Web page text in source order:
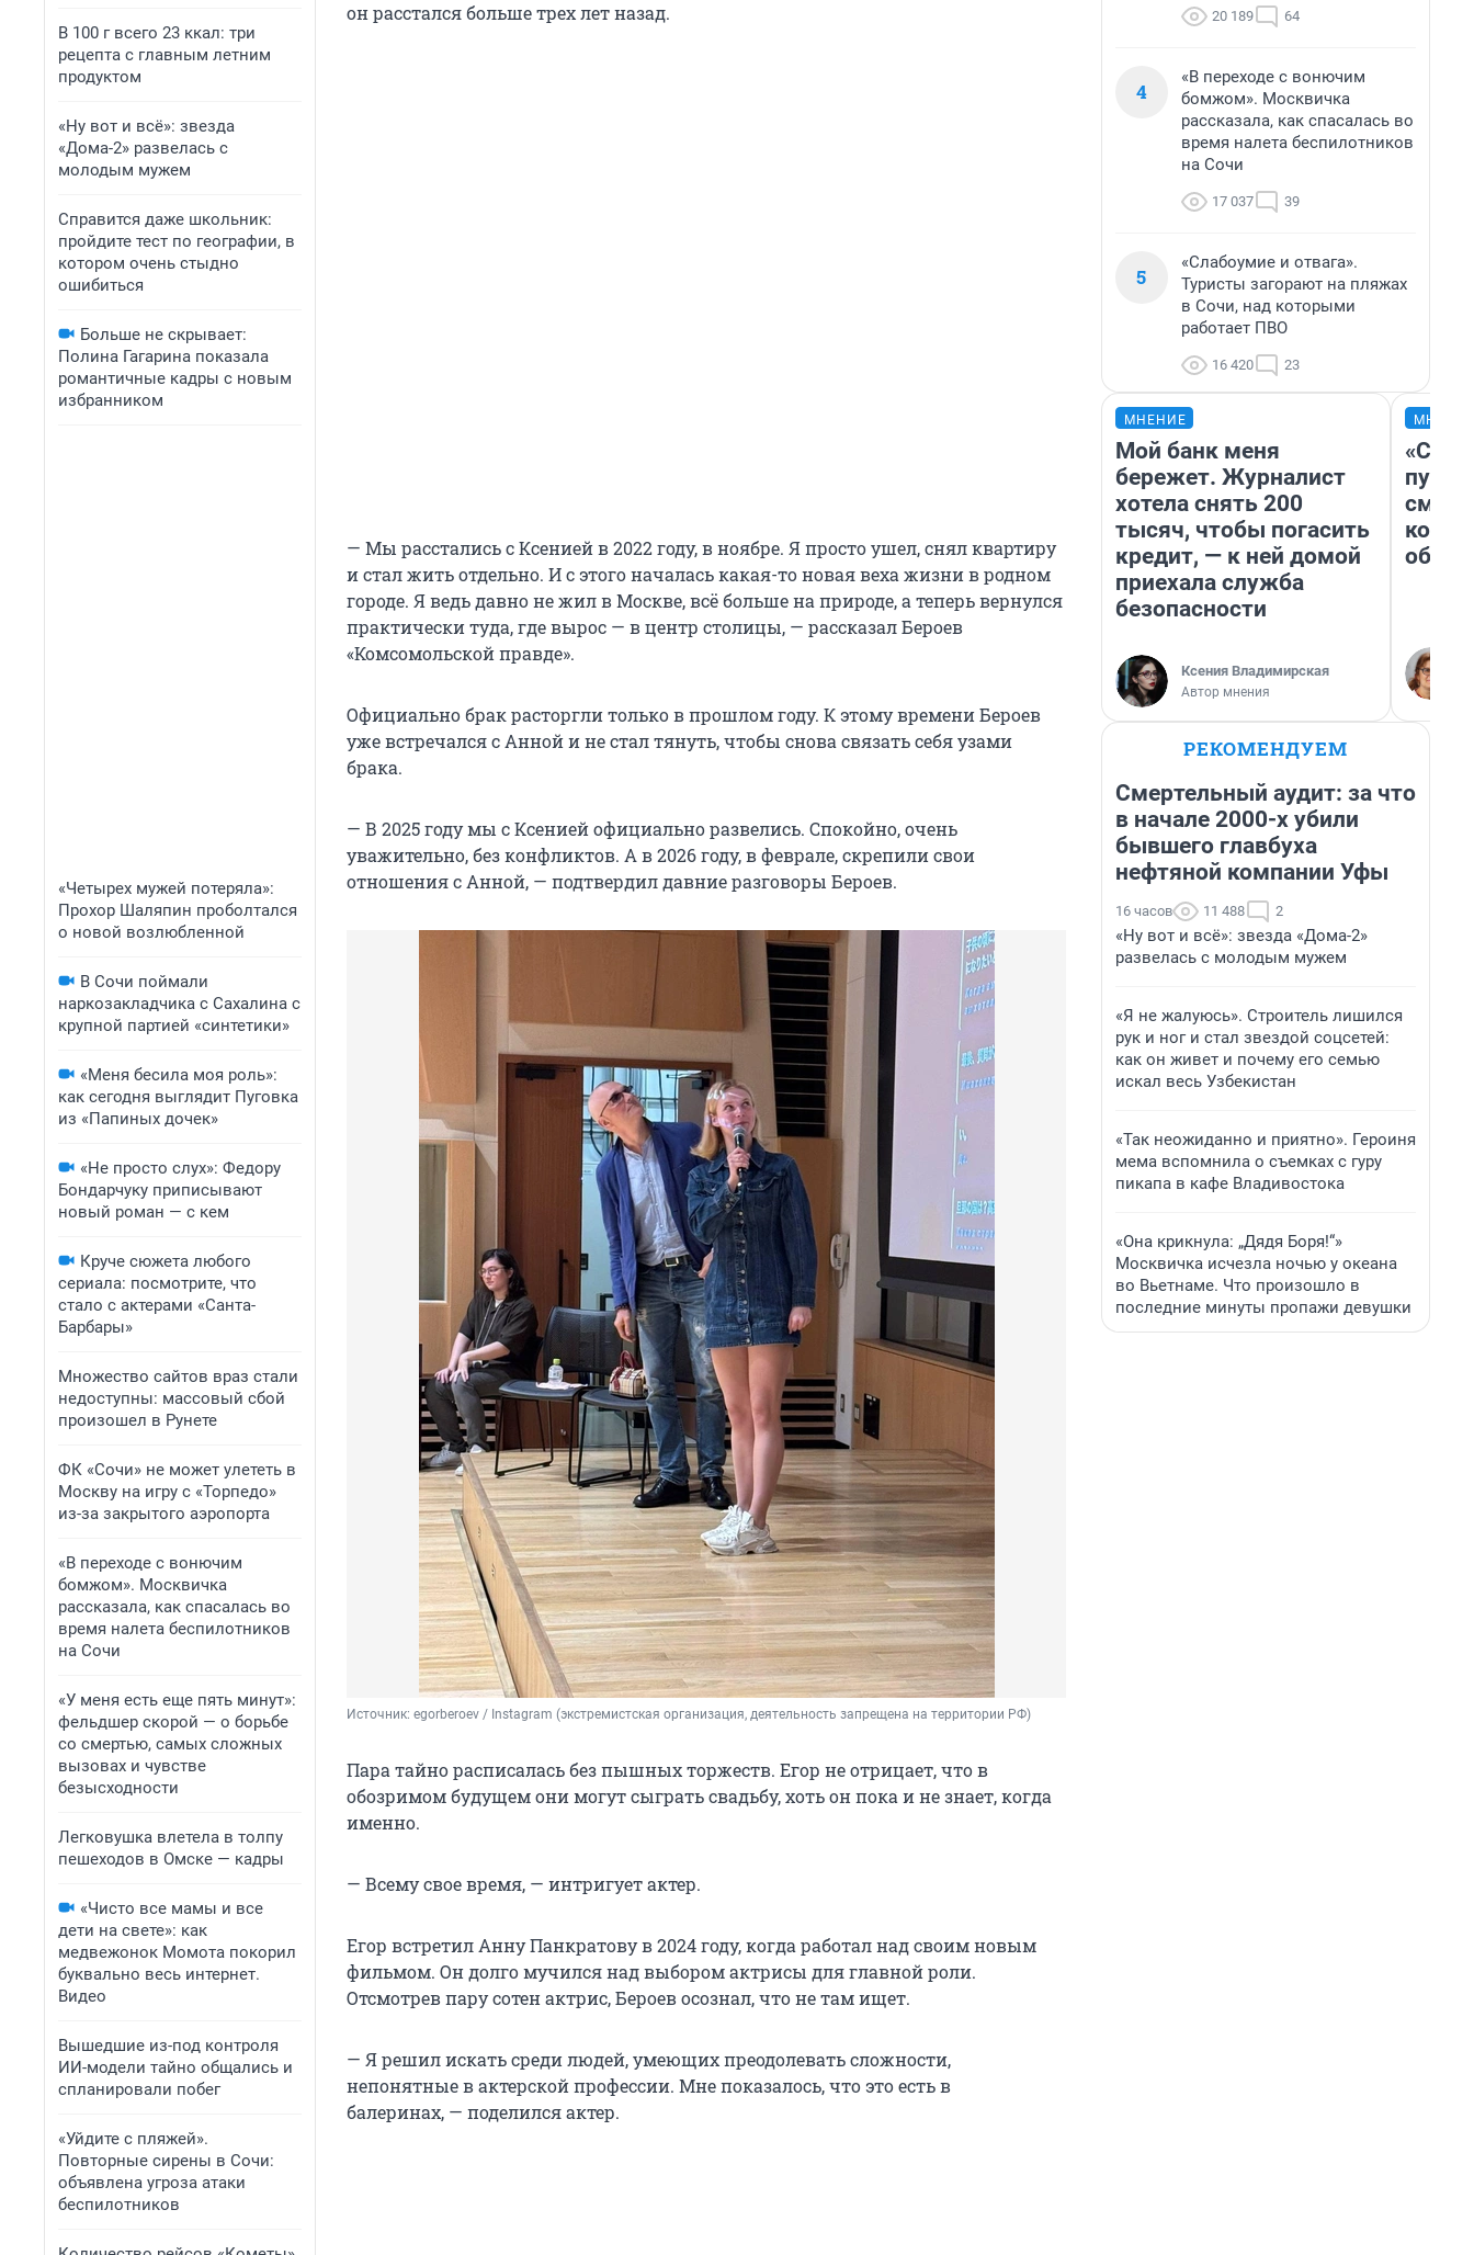
В 100 г всего 23 ккал: три
рецепта с главным летним
продуктом
«Ну вот и всё»: звезда
«Дома-2» развелась с
молодым мужем
Справится даже школьник:
пройдите тест по географии, в
котором очень стыдно
ошибиться
Больше не скрывает:
Полина Гагарина показала
романтичные кадры с новым
избранником
«Четырех мужей потеряла»:
Прохор Шаляпин проболтался
о новой возлюбленной
В Сочи поймали
наркозакладчика с Сахалина с
крупной партией «синтетики»
«Меня бесила моя роль»:
как сегодня выглядит Пуговка
из «Папиных дочек»
«Не просто слух»: Федору
Бондарчуку приписывают
новый роман — с кем
Круче сюжета любого
сериала: посмотрите, что
стало с актерами «Санта-
Барбары»
Множество сайтов враз стали
недоступны: массовый сбой
произошел в Рунете
ФК «Сочи» не может улететь в
Москву на игру с «Торпедо»
из-за закрытого аэропорта
«В переходе с вонючим
бомжом». Москвичка
рассказала, как спасалась во
время налета беспилотников
на Сочи
«У меня есть еще пять минут»:
фельдшер скорой — о борьбе
со смертью, самых сложных
вызовах и чувстве
безысходности
Легковушка влетела в толпу
пешеходов в Омске — кадры
«Чисто все мамы и все
дети на свете»: как
медвежонок Момота покорил
буквально весь интернет.
Видео
Вышедшие из-под контроля
ИИ-модели тайно общались и
спланировали побег
«Уйдите с пляжей».
Повторные сирены в Сочи:
объявлена угроза атаки
беспилотников
он расстался больше трех лет назад.
— Мы расстались с Ксенией в 2022 году, в ноябре. Я просто ушел, снял квартиру
и стал жить отдельно. И с этого началась какая-то новая веха жизни в родном
городе. Я ведь давно не жил в Москве, всё больше на природе, а теперь вернулся
практически туда, где вырос — в центр столицы, — рассказал Бероев
«Комсомольской правде».
Официально брак расторгли только в прошлом году. К этому времени Бероев
уже встречался с Анной и не стал тянуть, чтобы снова связать себя узами
брака.
— В 2025 году мы с Ксенией официально развелись. Спокойно, очень
уважительно, без конфликтов. А в 2026 году, в феврале, скрепили свои
отношения с Анной, — подтвердил давние разговоры Бероев.
Источник: egorberoev / Instagram (экстремистская организация, деятельность запрещена на территории РФ)
Пара тайно расписалась без пышных торжеств. Егор не отрицает, что в
обозримом будущем они могут сыграть свадьбу, хоть он пока и не знает, когда
именно.
— Всему свое время, — интригует актер.
Егор встретил Анну Панкратову в 2024 году, когда работал над своим новым
фильмом. Он долго мучился над выбором актрисы для главной роли.
Отсмотрев пару сотен актрис, Бероев осознал, что не там ищет.
— Я решил искать среди людей, умеющих преодолевать сложности,
непонятные в актерской профессии. Мне показалось, что это есть в
балеринах, — поделился актер.
20 189 64
4
«В переходе с вонючим
бомжом». Москвичка
рассказала, как спасалась во
время налета беспилотников
на Сочи
17 037 39
5
«Слабоумие и отвага».
Туристы загорают на пляжах
в Сочи, над которыми
работает ПВО
16 420 23
МНЕНИЕ
Мой банк меня
бережет. Журналист
хотела снять 200
тысяч, чтобы погасить
кредит, — к ней домой
приехала служба
безопасности
Ксения Владимирская
Автор мнения
РЕКОМЕНДУЕМ
Смертельный аудит: за что
в начале 2000-х убили
бывшего главбуха
нефтяной компании Уфы
16 часов 11 488 2
«Ну вот и всё»: звезда «Дома-2»
развелась с молодым мужем
«Я не жалуюсь». Строитель лишился
рук и ног и стал звездой соцсетей:
как он живет и почему его семью
искал весь Узбекистан
«Так неожиданно и приятно». Героиня
мема вспомнила о съемках с гуру
пикапа в кафе Владивостока
«Она крикнула: „Дядя Боря!“»
Москвичка исчезла ночью у океана
во Вьетнаме. Что произошло в
последние минуты пропажи девушки